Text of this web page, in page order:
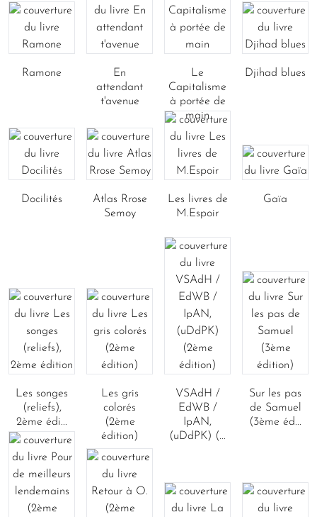
Ramone
En
attendant
t'avenue
Le
Capitalisme
à portée de
main
Djihad blues
Docilités
Atlas Rrose
Semoy
Les livres de
M.Espoir
Gaïa
Les songes
(reliefs),
2ème édi...
Les gris
colorés
(2ème
édition)
VSAdH /
EdWB /
IpAN,
(uDdPK) (...
Sur les pas
de Samuel
(3ème éd...